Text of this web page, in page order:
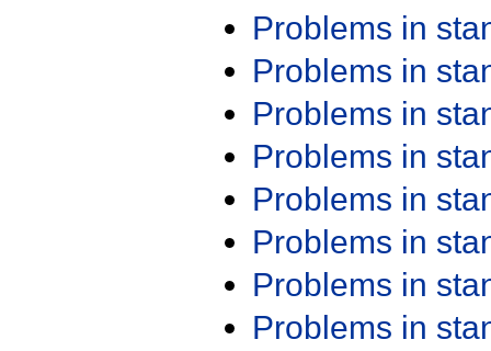
Problems in
Problems in
Problems in
Problems in
Problems in
Problems in
Problems in
Problems in